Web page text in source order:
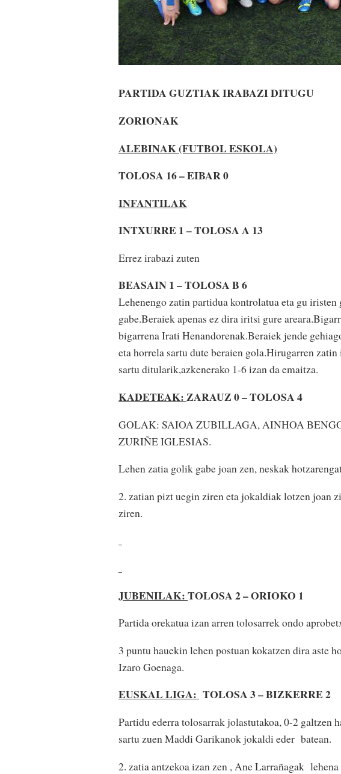
PARTIDA GUZTIAK IRABAZI DITUGU
ZORIONAK
ALEBINAK (FUTBOL ESKOLA)
TOLOSA 16 – EIBAR 0
INFANTILAK
INTXURRE 1 – TOLOSA A 13
Errez irabazi zuten
BEASAIN 1 – TOLOSA B 6
Lehenengo zatin partidua kontrolatua eta gu
gabe.Beraiek apenas ez dira iritsi gure
bigarrena Irati Henandorenak.Beraiek jende
eta horrela sartu dute beraien gola.Hirugarren
sartu ditularik,azkenerako 1-6 izan da emaitza.
KADETEAK:ZARAUZ 0 – TOLOSA 4
GOLAK: SAIOA ZUBILLAGA, AINHOA
ZURIÑE IGLESIAS.
Lehen zatia golik gabe joan zen, neskak
2. zatian pizt uegin ziren eta jokaldiak lotzen joan
ziren.
JUBENILAK:TOLOSA 2 – ORIOKO 1
Partida orekatua izan arren tolosarrek ondo
3 puntu hauekin lehen postuan kokatzen dira aste
Izaro Goenaga.
EUSKAL LIGA: TOLOSA 3 – BIZKERRE 2
Partidu ederra tolosarrak jolastutakoa, 0-2 galtzen
sartu zuen Maddi Garikanok jokaldi eder batean.
2. zatia antzekoa izan zen , Ane Larrañagak